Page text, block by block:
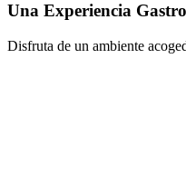
Una Experiencia
Disfruta de un ambiente